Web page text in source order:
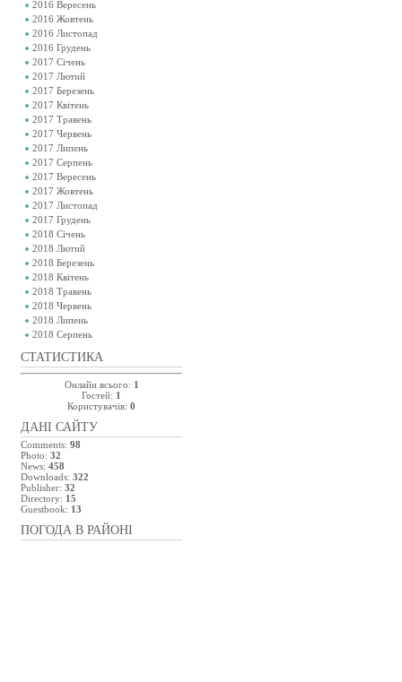
2016 Вересень
2016 Жовтень
2016 Листопад
2016 Грудень
2017 Січень
2017 Лютий
2017 Березень
2017 Квітень
2017 Травень
2017 Червень
2017 Липень
2017 Серпень
2017 Вересень
2017 Жовтень
2017 Листопад
2017 Грудень
2018 Січень
2018 Лютий
2018 Березень
2018 Квітень
2018 Травень
2018 Червень
2018 Липень
2018 Серпень
СТАТИСТИКА
Онлайн всього: 1
Гостей: 1
Користувачів: 0
ДАНІ САЙТУ
Comments: 98
Photo: 32
News: 458
Downloads: 322
Publisher: 32
Directory: 15
Guestbook: 13
ПОГОДА В РАЙОНІ